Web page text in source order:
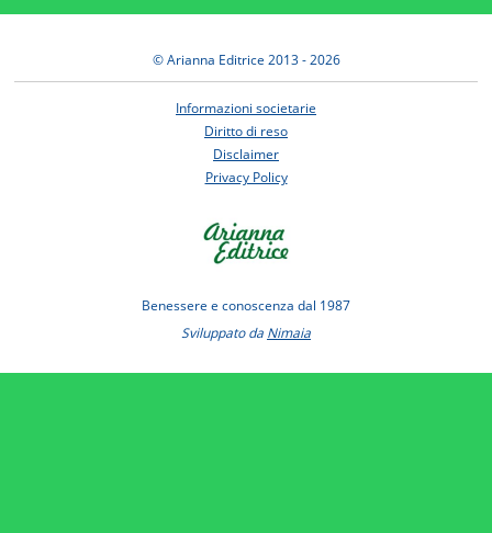
© Arianna Editrice 2013 - 2026
Informazioni societarie
Diritto di reso
Disclaimer
Privacy Policy
Benessere e conoscenza dal 1987
Sviluppato da Nimaia